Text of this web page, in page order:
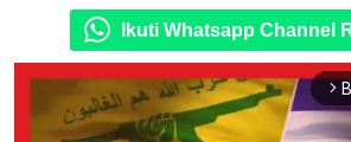
Ikuti Whatsapp Channel
arrow_forward_ios